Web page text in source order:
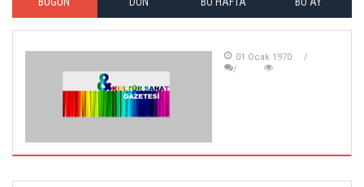
01 Ocak 1970